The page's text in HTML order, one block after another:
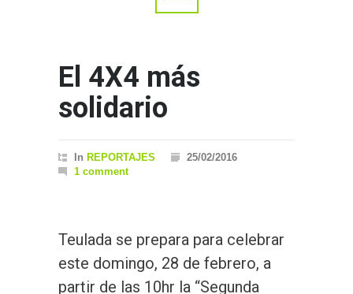
El 4X4 más
solidario
In REPORTAJES
25/02/2016
1 comment
Teulada se prepara para celebrar
este domingo, 28 de febrero, a
partir de las 10hr la “Segunda